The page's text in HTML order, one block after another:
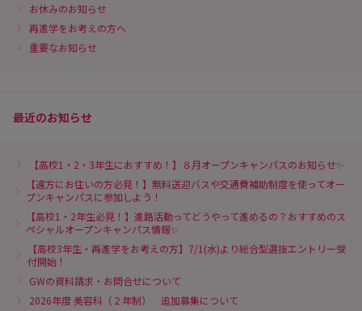
お休みのお知らせ
再進学をお考えの方へ
重要なお知らせ
最近のお知らせ
【高校1・2・3年生におすすめ！】８月オープンキャンパスのお知らせ✨
【遠方にお住いの方必見！】無料送迎バスや交通費補助制度を使ってオー
プンキャンパスに参加しよう！
【高校1・2年生必見！】進路活動ってどうやって進めるの？おすすめのス
ペシャルオープンキャンパス情報✨
【高校3年生・再進学をお考えの方】7/1(水)より総合型選抜エントリー受
付開始！
GWの資料請求・お問合せについて
2026年度 美容科（２年制） 追加募集について